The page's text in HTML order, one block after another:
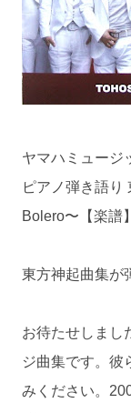
ヤマハミュージ
ピアノ弾き語り
Bolero〜【楽譜】
東方神起曲集が
お待たせしまし
ジ曲集です。彼
みください。